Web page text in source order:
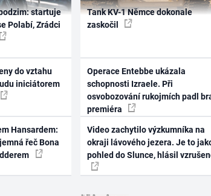
startuje
Polabí, Zrádci
do vztahu
iniciátorem
Hansardem:
řeč Bona
Tank KV-1 Němce dokonale
zaskočil
Operace Entebbe ukázala
schopnosti Izraele. Při
osvobozování rukojmích padl
premiéra
Video zachytilo výzkumníka na
okraji lávového jezera. Je to
pohled do Slunce, hlásil